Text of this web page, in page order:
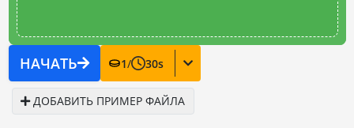
НАЧАТЬ 1/ 30s
ДОБАВИТЬ ПРИМЕР ФАЙЛА